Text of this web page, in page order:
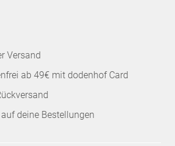
Versand
ab 49€ mit dodenhof Card
deine Bestellungen